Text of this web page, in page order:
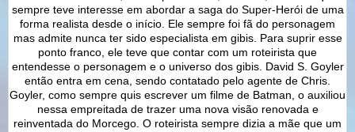
sempre teve interesse em abordar a saga do Super-Herói de uma
forma realista desde o início. Ele sempre foi fã do personagem
mas admite nunca ter sido especialista em gibis. Para suprir esse
ponto franco, ele teve que contar com um roteirista que
entendesse o personagem e o universo dos gibis. David S. Goyler
então entra em cena, sendo contatado pelo agente de Chris.
Goyler, como sempre quis escrever um filme de Batman, o auxiliou
nessa empreitada de trazer uma nova visão renovada e
reinventada do Morcego. O roteirista sempre dizia a mãe que um